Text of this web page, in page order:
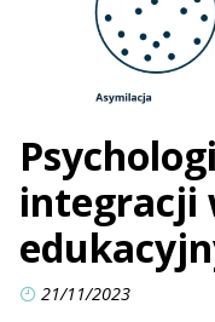
integracji
21/11/2023